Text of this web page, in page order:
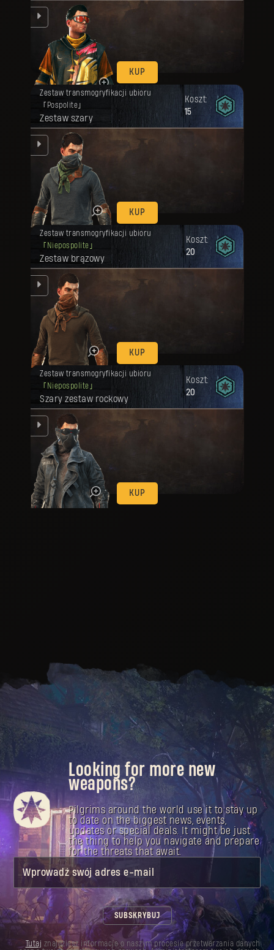
KUP
Zestaw transmogryfikacji ubioru
Pospolite
Zestaw szary
Koszt:
15
KUP
Twoja nagroda została odblokowana.
Zestaw transmogryfikacji ubioru
Niepospolite
Zestaw brązowy
Koszt:
20
KUP
Twoja nagroda została odblokowana.
Zestaw transmogryfikacji ubioru
Niepospolite
Szary zestaw rockowy
Koszt:
20
KUP
Twoja nagroda została odblokowana.
Looking for more new
weapons?
Pilgrims around the world use it to stay up
to date on the biggest news, events,
updates or special deals. It might be just
the thing to help you navigate and prepare
for the threats that await.
Wprowadź swój adres e-mail
SUBSKRYBUJ
Tutaj znajdziesz informacje o naszym procesie przetwarzania danych